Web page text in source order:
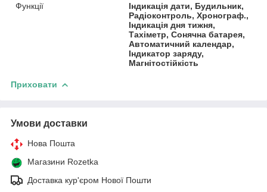
Функції
Індикація дати, Будильник,
Радіоконтроль, Хронограф.,
Індикація дня тижня,
Тахіметр, Сонячна батарея,
Автоматичний календар,
Індикатор заряду,
Магнітостійкість
Приховати
Умови доставки
Нова Пошта
Магазини Rozetka
Доставка кур'єром Нової Пошти